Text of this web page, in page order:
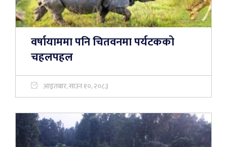
वर्षायाममा पनि चितवनमा पर्यटकको
चहलपहल
आइतबार, साउन १०, २०८३